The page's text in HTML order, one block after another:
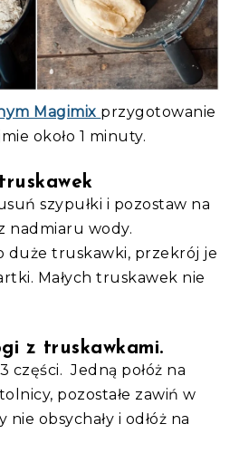
Magimix przygotowanie
około 1 minuty.
szypułki i pozostaw na
nadmiaru wody.
duże truskawki, przekrój je
Małych truskawek nie
z truskawkami.
części. Jedną połóż na
pozostałe zawiń w
obsychały i odłóż na